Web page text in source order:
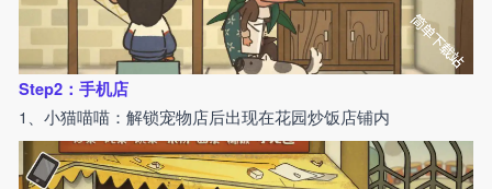
Step2：手机店
1、小猫喵喵：解锁宠物店后出现在花园炒饭店铺内